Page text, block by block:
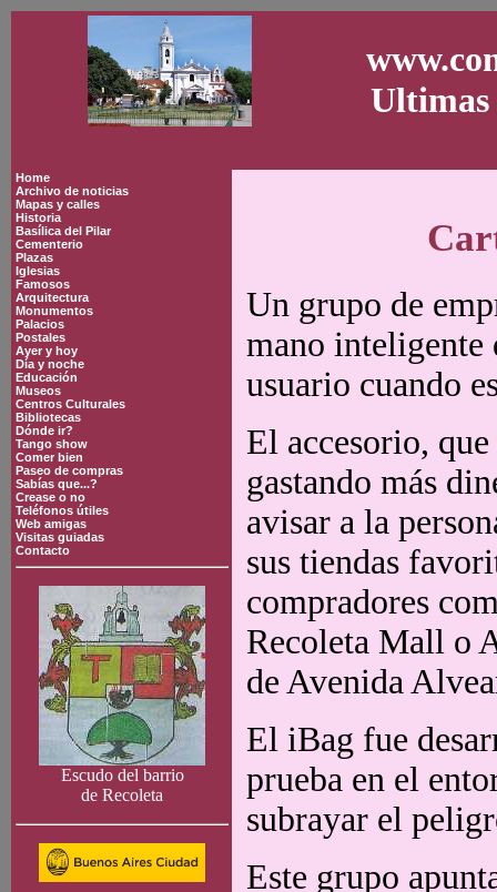
Ultimas
Home
Archivo de noticias
Mapas y calles
Historia
Basílica del Pilar
Cementerio
Plazas
Iglesias
Famosos
Arquitectura
Monumentos
Palacios
Postales
Ayer y hoy
Día y noche
Educación
Museos
Centros Culturales
Bibliotecas
Dónde ir?
Tango show
Comer bien
Paseo de compras
Sabías que...?
Crease o no
Teléfonos útiles
Web amigas
Visitas guiadas
Contacto
Escudo del barrio
de Recoleta
Un grupo de
mano inteligente
usuario cuando
El accesorio,
gastando más
avisar a la
sus tiendas
compradores
Recoleta Mall o
de Avenida
El iBag fue
prueba en el
subrayar el
Este grupo